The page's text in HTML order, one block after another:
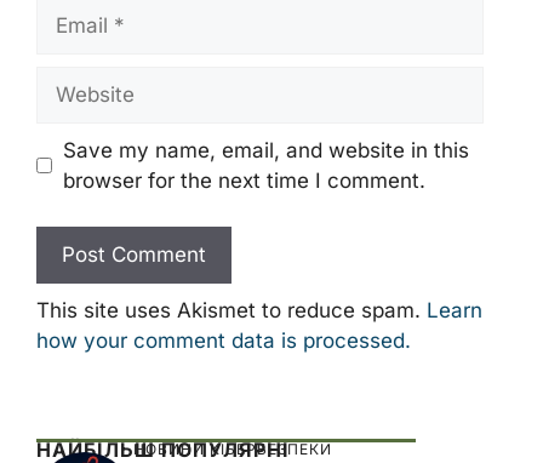
Save my name, email, and website in this
browser for the next time I comment.
This site uses Akismet to reduce spam. Learn
how your comment data is processed.
НАЙБІЛЬШ ПОПУЛЯРНІ
НОВИНИ КІБЕРБЕЗПЕКИ